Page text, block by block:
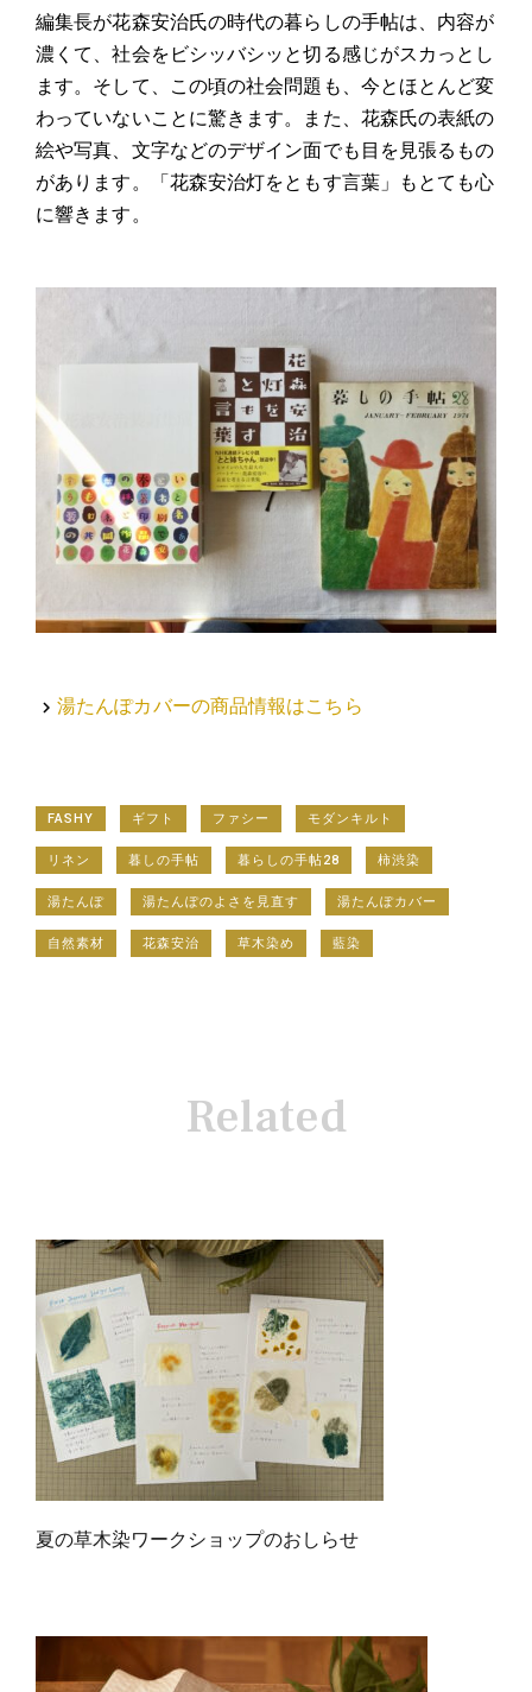
編集長が花森安治氏の時代の暮らしの手帖は、内容が
濃くて、社会をビシッバシッと切る感じがスカっとし
ます。そして、この頃の社会問題も、今とほとんど変
わっていないことに驚きます。また、花森氏の表紙の
絵や写真、文字などのデザイン面でも目を見張るもの
があります。「花森安治灯をともす言葉」もとても心
に響きます。
navigate_next 湯たんぽカバーの商品情報はこちら
FASHY ギフト ファシー モダンキルト
リネン 暮しの手帖 暮らしの手帖28 柿渋染
湯たんぽ 湯たんぽのよさを見直す 湯たんぽカバー
自然素材 花森安治 草木染め 藍染
Related
夏の草木染ワークショップのおしらせ